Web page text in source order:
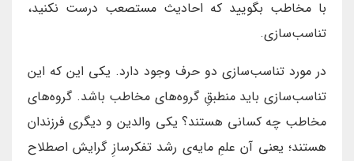
با مخاطب بگویید که احادیث مستصعب درست نکنید،
تناسب‌سازی.
در مورد تناسب‌سازی دو حرف وجود دارد. یکی این که این
تناسب‌سازی باید منطبقِ گروه‌های مخاطب باشد. گروه‌های
مخاطب چه کسانی هستند؟ یکی والدین و دیگری فرزندان
هستند؛ یعنی آن علمِ مایه‌ی رشد تفکرسازِ گرایش اصطلاح